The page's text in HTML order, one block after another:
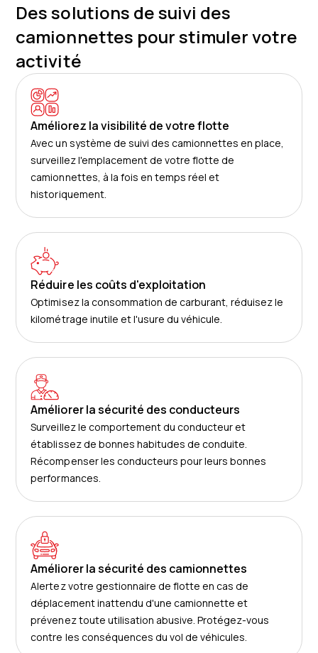
Des solutions de suivi des
camionnettes pour stimuler votre
activité
Améliorez la visibilité de votre flotte
Avec un système de suivi des camionnettes en place,
surveillez l'emplacement de votre flotte de
camionnettes, à la fois en temps réel et
historiquement.
Réduire les coûts d'exploitation
Optimisez la consommation de carburant, réduisez le
kilométrage inutile et l'usure du véhicule.
Améliorer la sécurité des conducteurs
Surveillez le comportement du conducteur et
établissez de bonnes habitudes de conduite.
Récompenser les conducteurs pour leurs bonnes
performances.
Améliorer la sécurité des camionnettes
Alertez votre gestionnaire de flotte en cas de
déplacement inattendu d'une camionnette et
prévenez toute utilisation abusive. Protégez-vous
contre les conséquences du vol de véhicules.